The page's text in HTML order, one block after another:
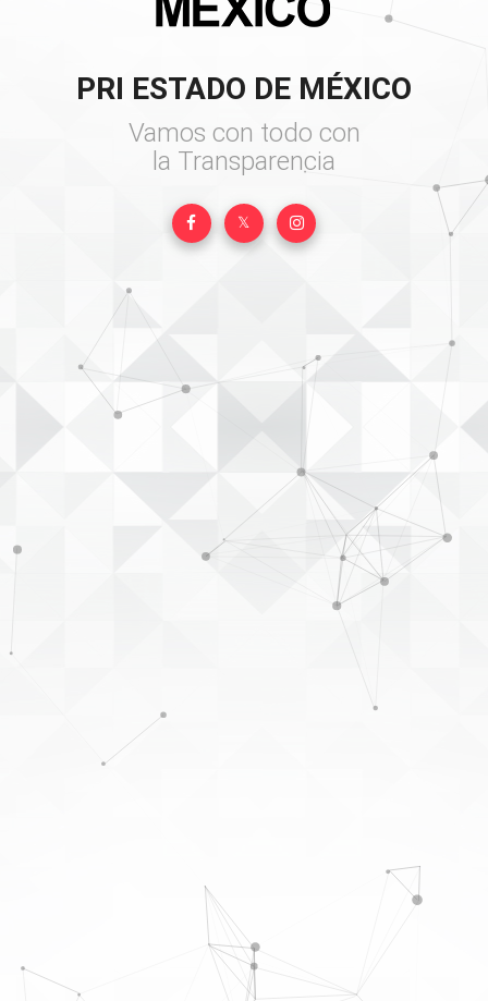
PRI ESTADO DE MÉXICO
Vamos con todo con
𝕏